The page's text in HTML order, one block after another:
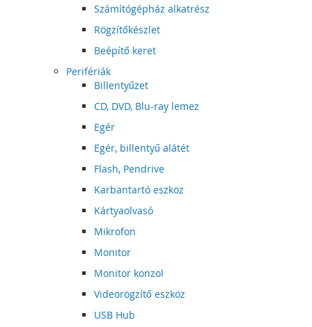
Számítógépház alkatrész
Rögzítőkészlet
Beépítő keret
Perifériák
Billentyűzet
CD, DVD, Blu-ray lemez
Egér
Egér, billentyű alátét
Flash, Pendrive
Karbantartó eszköz
Kártyaolvasó
Mikrofon
Monitor
Monitor konzol
Videorögzítő eszköz
USB Hub